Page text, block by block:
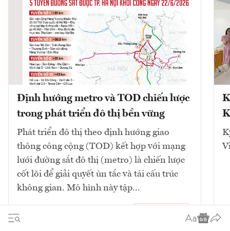
Định hướng metro và TOD chiến lược
trong phát triển đô thị bền vững
Phát triển đô thị theo định hướng giao
thông công cộng (TOD) kết hợp với mạng
lưới đường sắt đô thị (metro) là chiến lược
cốt lõi để giải quyết ùn tắc và tái cấu trúc
không gian. Mô hình này tập...